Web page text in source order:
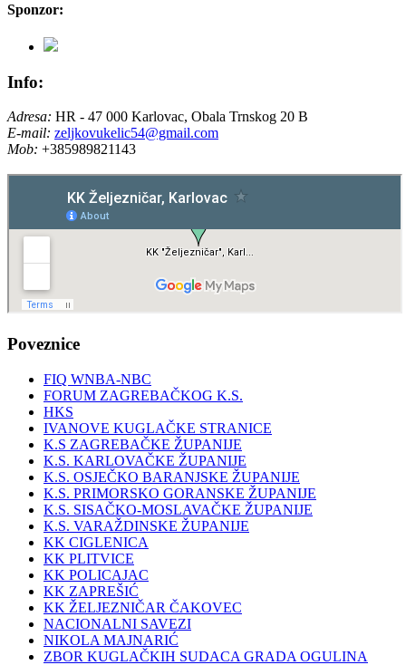
Sponzor:
Info:
Adresa: HR - 47 000 Karlovac, Obala Trnskog 20 B
E-mail: zeljkovukelic54@gmail.com
Mob: +385989821143
Poveznice
FIQ WNBA-NBC
FORUM ZAGREBAČKOG K.S.
HKS
IVANOVE KUGLAČKE STRANICE
K.S ZAGREBAČKE ŽUPANIJE
K.S. KARLOVAČKE ŽUPANIJE
K.S. OSJEČKO BARANJSKE ŽUPANIJE
K.S. PRIMORSKO GORANSKE ŽUPANIJE
K.S. SISAČKO-MOSLAVAČKE ŽUPANIJE
K.S. VARAŽDINSKE ŽUPANIJE
KK CIGLENICA
KK PLITVICE
KK POLICAJAC
KK ZAPREŠIĆ
KK ŽELJEZNIČAR ČAKOVEC
NACIONALNI SAVEZI
NIKOLA MAJNARIĆ
ZBOR KUGLAČKIH SUDACA GRADA OGULINA